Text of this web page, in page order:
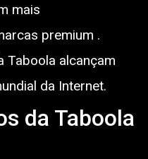
mais
premium .
Taboola alcançam
da Internet.
da Taboola